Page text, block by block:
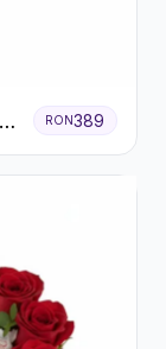
RON389